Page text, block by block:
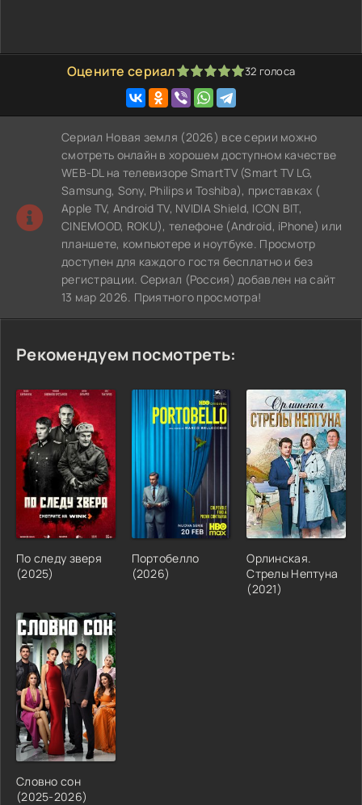
Оцените сериал
1 2 3 4 5 32 голоса
Сериал Новая земля (2026) все серии можно
смотреть онлайн в хорошем доступном качестве
WEB-DL на телевизоре SmartTV (Smart TV LG,
Samsung, Sony, Philips и Toshiba), приставках (
Apple TV, Android TV, NVIDIA Shield, ICON BIT,
CINEMOOD, ROKU), телефоне (Android, iPhone) или
планшете, компьютере и ноутбуке. Просмотр
доступен для каждого гостя бесплатно и без
регистрации. Сериал (Россия) добавлен на сайт
13 мар 2026. Приятного просмотра!
Рекомендуем посмотреть:
По следу зверя
(2025)
Портобелло
(2026)
Орлинская.
Стрелы Нептуна
(2021)
Словно сон
(2025-2026)